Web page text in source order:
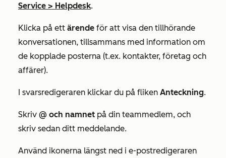
Service > Helpdesk.
Klicka på ett ärende för att visa den tillhörande
konversationen, tillsammans med information om
de kopplade posterna (t.ex. kontakter, företag och
affärer).
I svarsredigeraren klickar du på fliken Anteckning.
Skriv @ och namnet på din teammedlem, och
skriv sedan ditt meddelande.
Använd ikonerna längst ned i e-postredigeraren